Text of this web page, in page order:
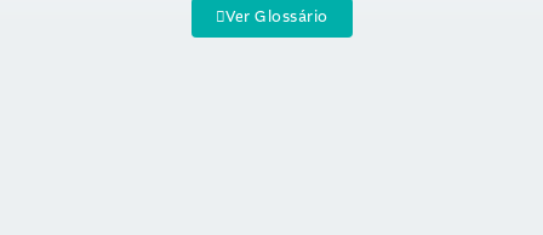
Ver Glossário